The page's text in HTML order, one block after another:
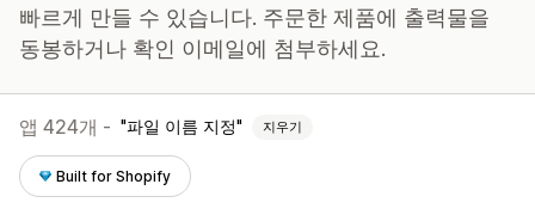
빠르게 만들 수 있습니다. 주문한 제품에 출력물을
동봉하거나 확인 이메일에 첨부하세요.
앱 424개 - 파일 이름 지정 지우기
Built for Shopify